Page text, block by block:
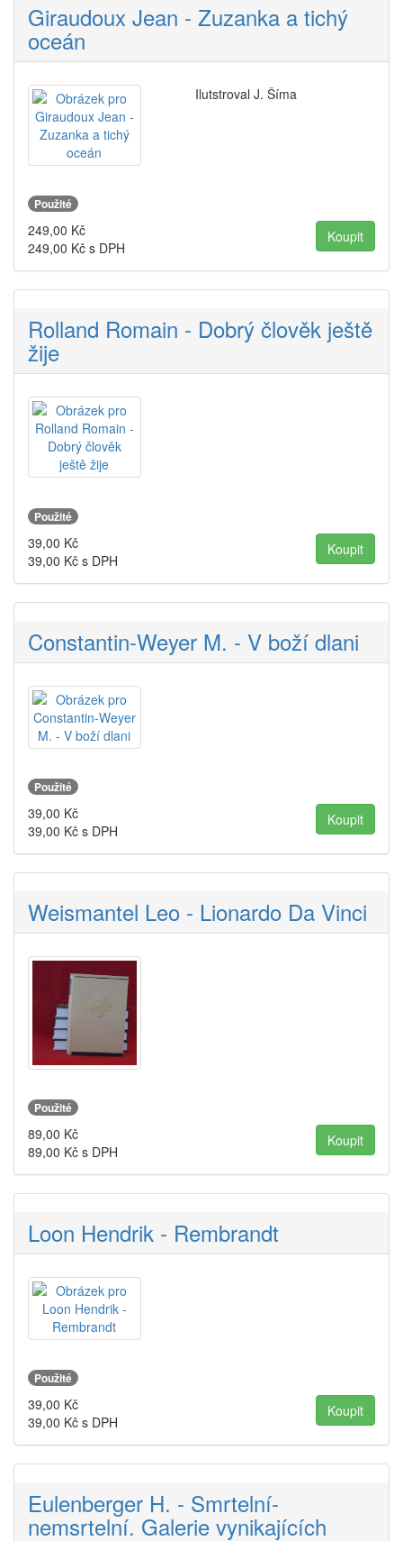
Giraudoux Jean - Zuzanka a tichý
oceán
Ilutstroval J. Šíma
Použité
249,00 Kč
249,00 Kč s DPH
Rolland Romain - Dobrý člověk ještě
žije
Použité
39,00 Kč
39,00 Kč s DPH
Constantin-Weyer M. - V boží dlani
Použité
39,00 Kč
39,00 Kč s DPH
Weismantel Leo - Lionardo Da Vinci
Použité
89,00 Kč
89,00 Kč s DPH
Loon Hendrik - Rembrandt
Použité
39,00 Kč
39,00 Kč s DPH
Eulenberger H. - Smrtelní-
nemsrtelní. Galerie vynikajících